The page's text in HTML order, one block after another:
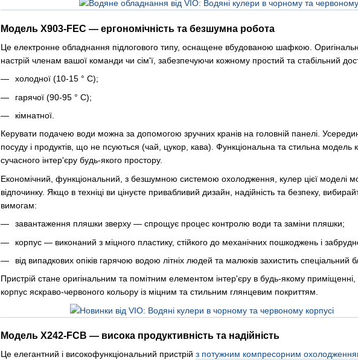
Модель X903-FEC — ергономічність та безшумна робота
Це електронне обладнання підлогового типу, оснащене вбудованою шафкою.
настрій членам вашої команди чи сім'ї, забезпечуючи кожному простий та стабільний
холодної (10-15 ° C);
гарячої (90-95 ° C);
кімнатної.
Керувати подачею води можна за допомогою зручних кранів на головній панелі.
посуду і продуктів, що не псуються (чай, цукор, кава). Функціональна та стильна модель
сучасного інтер'єру будь-якого простору.
Економічний, функціональний, з безшумною системою охолодження, кулер цієї моделі
відпочинку. Якщо в техніці ви цінуєте привабливий дизайн, надійність та безпеку,
вимогам:
завантаження пляшки зверху — спрощує процес контролю води та заміни пляшки;
корпус — виконаний з міцного пластику, стійкого до механічних пошкоджень і
від випадкових опіків гарячою водою літніх людей та малюків захистить спеціальний
Пристрій стане оригінальним та помітним елементом інтер'єру в будь-якому
корпус яскраво-червоного кольору із міцним та стильним глянцевим покриттям.
Модель X242-FCB — висока продуктивність та надійність
Це елегантний і високофункціональний пристрій з потужним компресорним